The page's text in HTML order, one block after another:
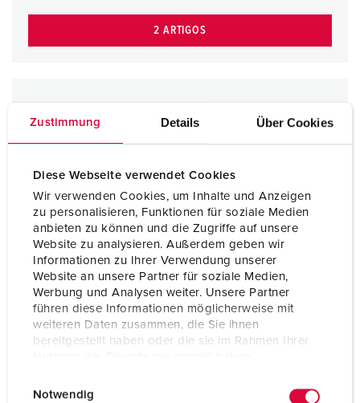
Zustimmung Details Über Cookies
Diese Webseite verwendet Cookies
Wir verwenden Cookies, um Inhalte und Anzeigen
zu personalisieren, Funktionen für soziale Medien
anbieten zu können und die Zugriffe auf unsere
Website zu analysieren. Außerdem geben wir
Informationen zu Ihrer Verwendung unserer
Website an unsere Partner für soziale Medien,
Werbung und Analysen weiter. Unsere Partner
führen diese Informationen möglicherweise mit
weiteren Daten zusammen, die Sie ihnen
bereitgestellt haben oder die sie im Rahmen Ihrer
Notwendig
2 ARTIGOS